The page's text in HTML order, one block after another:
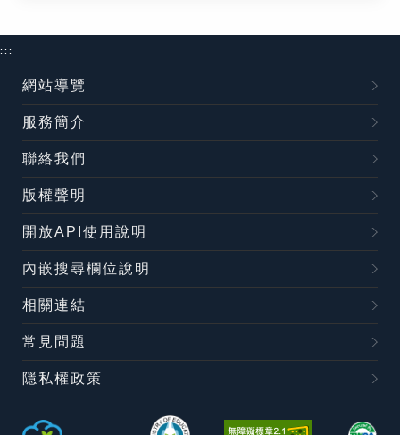
:::
網站導覽
服務簡介
聯絡我們
版權聲明
開放API使用說明
內嵌搜尋欄位說明
相關連結
常見問題
隱私權政策